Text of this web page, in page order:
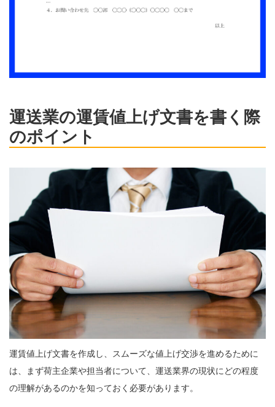
運送業の運賃値上げ文書を書く際
のポイント
運賃値上げ文書を作成し、スムーズな値上げ交渉を進めるために
は、まず荷主企業や担当者について、運送業界の現状にどの程度
の理解があるのかを知っておく必要があります。